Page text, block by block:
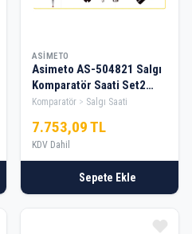
ASIMETO
Asimeto AS-504821 Salgı
Komparatör Saati Set2
1.6Mmx0.01
Komparatör Salgı Saati
7.753,09 TL
KDV Dahil
Sepete Ekle